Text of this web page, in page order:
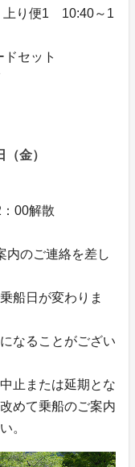
上り便1 10:40～1
ドセット
（金）
00解散
内のご連絡を差し
船日が変わりま
なることがござい
止または延期とな
めて乗船のご案内
。